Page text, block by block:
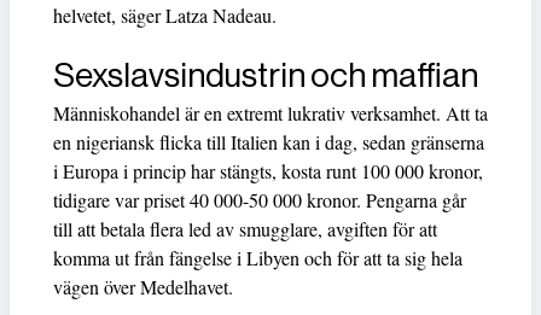
helvetet, säger Latza Nadeau.
Sexslavsindustrin och maffian
Människohandel är en extremt lukrativ verksamhet. Att ta
en nigeriansk flicka till Italien kan i dag, sedan gränserna
i Europa i princip har stängts, kosta runt 100 000 kronor,
tidigare var priset 40 000-50 000 kronor. Pengarna går
till att betala flera led av smugglare, avgiften för att
komma ut från fängelse i Libyen och för att ta sig hela
vägen över Medelhavet.